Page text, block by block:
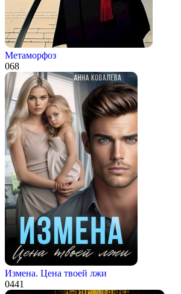
Метаморфоз
068
Измена. Цена твоей лжи
0441